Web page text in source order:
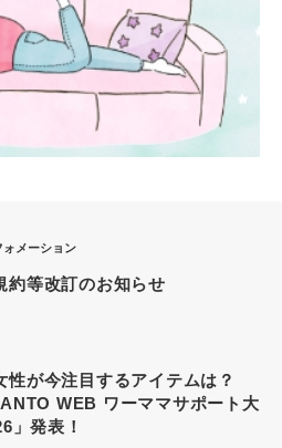
ォメーション
約等改訂のお知らせ
性が今注目するアイテムは？
WEB ワーママサポート大
」発表！